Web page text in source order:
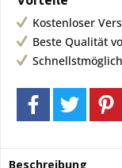
Kostenloser
Beste Qualität
Beschreibung